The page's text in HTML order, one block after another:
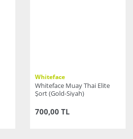
Whiteface
Whiteface Muay Thai Elite
Şort (Gold-Siyah)
700,00 TL